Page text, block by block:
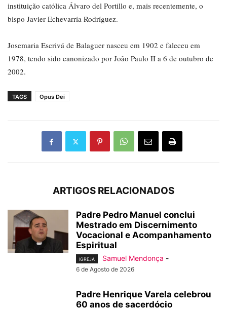
instituição católica Álvaro del Portillo e, mais recentemente, o
bispo Javier Echevarría Rodríguez.
Josemaria Escrivá de Balaguer nasceu em 1902 e faleceu em
1978, tendo sido canonizado por João Paulo II a 6 de outubro de
2002.
TAGS Opus Dei
ARTIGOS RELACIONADOS
Padre Pedro Manuel conclui
Mestrado em Discernimento
Vocacional e Acompanhamento
Espiritual
IGREJA Samuel Mendonça -
6 de Agosto de 2026
Padre Henrique Varela celebrou
60 anos de sacerdócio